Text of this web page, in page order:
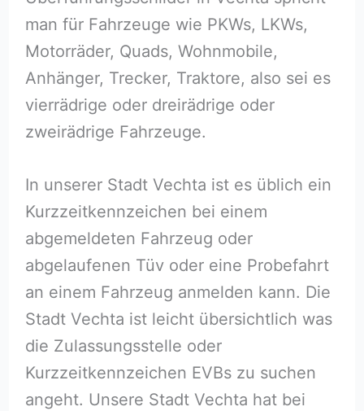
man für Fahrzeuge wie PKWs, LKWs,
Motorräder, Quads, Wohnmobile,
Anhänger, Trecker, Traktore, also sei es
vierrädrige oder dreirädrige oder
zweirädrige Fahrzeuge.
In unserer Stadt Vechta ist es üblich ein
Kurzzeitkennzeichen bei einem
abgemeldeten Fahrzeug oder
abgelaufenen Tüv oder eine Probefahrt
an einem Fahrzeug anmelden kann. Die
Stadt Vechta ist leicht übersichtlich was
die Zulassungsstelle oder
Kurzzeitkennzeichen EVBs zu suchen
angeht. Unsere Stadt Vechta hat bei